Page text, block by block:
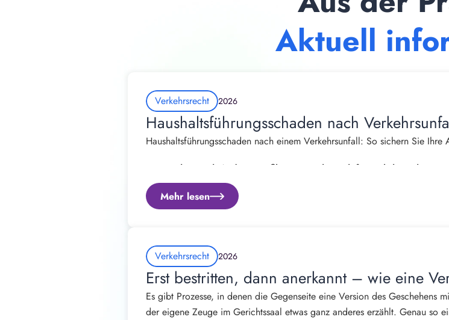
Aktuell
Verkehrsrecht 2026
Haushaltsführungsschaden nach
Haushaltsführungsschaden nach einem Verkehrsunfall: So sichern Sie
Von Rechtsanwalt Andrew Straßburger, Fachanwalt für Verkehrsrecht
Ein Verkehrsunfall verändert das Leben häufig von einem Tag auf den
Regulierung des Fahrzeugschadens tritt oft ein weiterer erheblicher
Dennoch wird genau dieser Schaden von Haftpflichtversicherungen häufig
Dabei handelt es sich um einen Haushaltsführungsschaden – einen
mehrere tausend oder sogar zehntausend Euro betragen kann.
Mehr lesen
Verkehrsrecht 2026
Erst bestritten, dann anerkannt – wie eine
Es gibt Prozesse, in denen die Gegenseite eine Version des Geschehens
der eigene Zeuge im Gerichtssaal etwas ganz anderes erzählt. Genau so